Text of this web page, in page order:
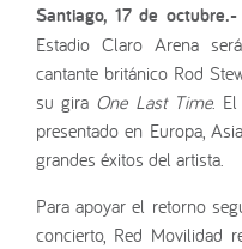
Santiago, 17 de octubre.-
Estadio Claro Arena
cantante británico Rod
su gira One Last Time. El
presentado en Europa,
grandes éxitos del artista.
Para apoyar el retorno
concierto, Red